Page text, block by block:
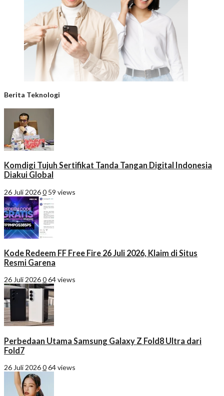
Berita Teknologi
Komdigi Tujuh Sertifikat Tanda Tangan Digital Indonesia
Diakui Global
26 Juli 20260 59 views
Kode Redeem FF Free Fire 26 Juli 2026, Klaim di Situs
Resmi Garena
26 Juli 2026064 views
Perbedaan Utama Samsung Galaxy Z Fold8 Ultra dari
Fold7
26 Juli 2026064 views